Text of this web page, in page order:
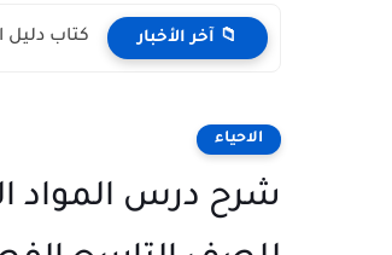
📁 آخر الأخبار كتاب دليل الطالب 2027/2026 - مركز
الاحياء
شرح درس المواد